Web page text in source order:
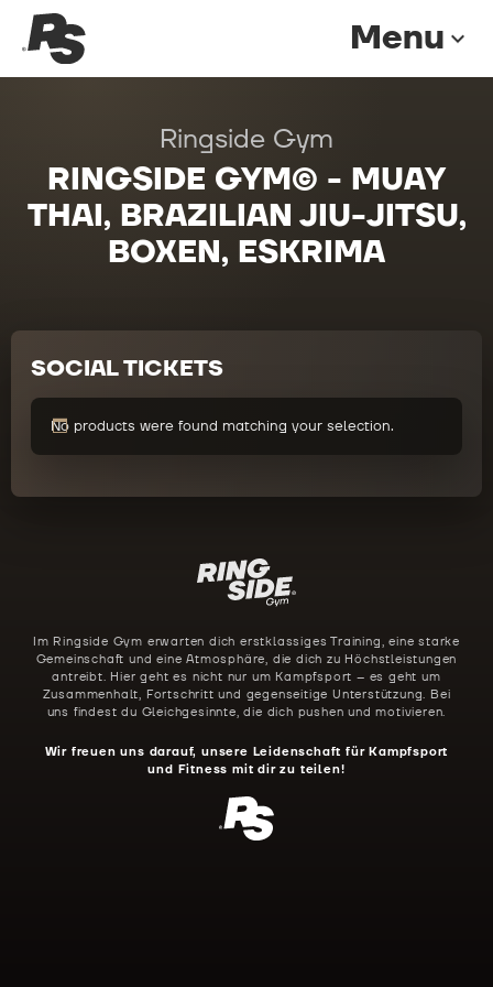
Menu expand_more
Ringside Gym
RINGSIDE GYM© - MUAY
THAI, BRAZILIAN JIU-JITSU,
BOXEN, ESKRIMA
SOCIAL TICKETS
No products were found matching your selection.
Im Ringside Gym erwarten dich erstklassiges Training, eine starke
Gemeinschaft und eine Atmosphäre, die dich zu Höchstleistungen
antreibt. Hier geht es nicht nur um Kampfsport – es geht um
Zusammenhalt, Fortschritt und gegenseitige Unterstützung. Bei
uns findest du Gleichgesinnte, die dich pushen und motivieren.
Wir freuen uns darauf, unsere Leidenschaft für Kampfsport
und Fitness mit dir zu teilen!